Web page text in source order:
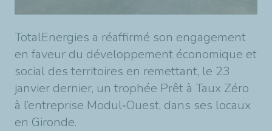
TotalEnergies a réaffirmé son engagement
en faveur du développement économique et
social des territoires en remettant, le 23
janvier dernier, un trophée Prêt à Taux Zéro
à l’entreprise Modul‑Ouest, dans ses locaux
en Gironde.